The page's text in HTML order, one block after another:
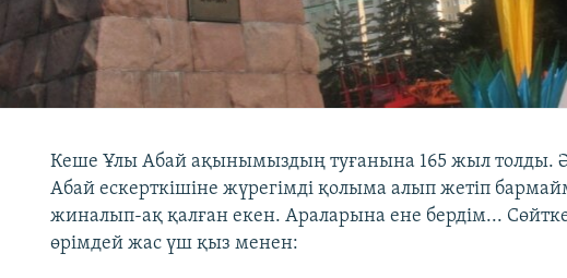
Кеше Ұлы Абай ақынымыздың туғанына 165 жыл толды.
Абай ескерткішіне жүрегімді қолыма алып жетіп
жиналып-ақ қалған екен. Араларына ене бердім...
өрімдей жас үш қыз менен: